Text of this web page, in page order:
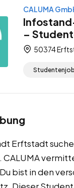
CALUMA
–
50374
Studentenjob
Erftstadt
bist in den